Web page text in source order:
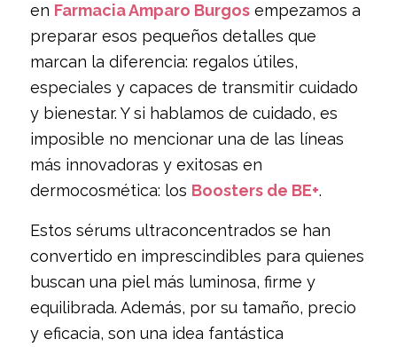
en Farmacia Amparo Burgosempezamos a
preparar esos pequeños detalles que
marcan la diferencia: regalos útiles,
especiales y capaces de transmitir cuidado
y bienestar. Y si hablamos de cuidado, es
imposible no mencionar una de las líneas
más innovadoras y exitosas en
dermocosmética: los Boosters de BE+.
Estos sérums ultraconcentrados se han
convertido en imprescindibles para quienes
buscan una piel más luminosa, firme y
equilibrada. Además, por su tamaño, precio
y eficacia, son una idea fantástica